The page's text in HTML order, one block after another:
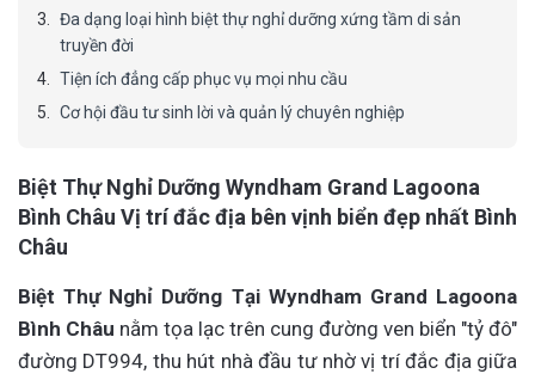
Đa dạng loại hình biệt thự nghỉ dưỡng xứng tầm di sản
truyền đời
Tiện ích đẳng cấp phục vụ mọi nhu cầu
Cơ hội đầu tư sinh lời và quản lý chuyên nghiệp
Biệt Thự Nghỉ Dưỡng Wyndham Grand Lagoona
Bình Châu Vị trí đắc địa bên vịnh biển đẹp nhất Bình
Châu
Biệt Thự Nghỉ Dưỡng Tại Wyndham Grand Lagoona
Bình Châu nằm tọa lạc trên cung đường ven biển "tỷ đô"
đường DT994, thu hút nhà đầu tư nhờ vị trí đắc địa giữa